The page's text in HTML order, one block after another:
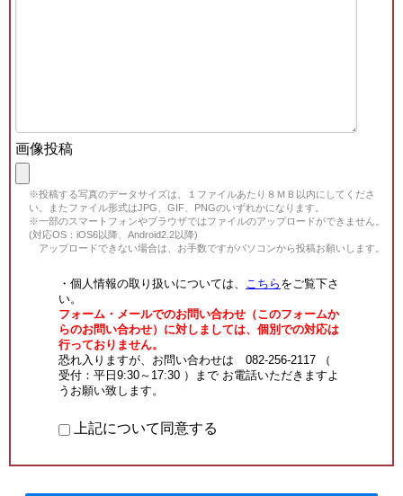
画像投稿
※投稿する写真のデータサイズは、１ファイルあたり８ＭＢ以内にしてくださ
い。またファイル形式はJPG、GIF、PNGのいずれかになります。
※一部のスマートフォンやブラウザではファイルのアップロードができません。
(対応OS：iOS6以降、Android2.2以降)
アップロードできない場合は、お手数ですがパソコンから投稿お願いします。
・個人情報の取り扱いについては、 こちら をご覧下さ
い。
フォーム・メールでのお問い合わせ（このフォームか
らのお問い合わせ）に対しましては、個別での対応は
行っておりません。
恐れ入りますが、お問い合わせは 082-256-2117 （
受付：平日9:30～17:30 ）まで お電話いただきますよ
うお願い致します。
上記について同意する